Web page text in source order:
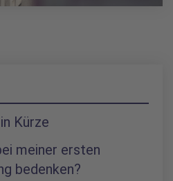
Kürze
meiner ersten
bedenken?